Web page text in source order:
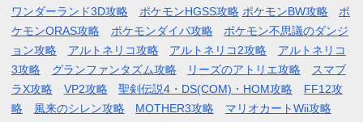
ワンダーランド3D攻略
ポケモンHGSS攻略 ポケモンBW攻略
ポ
ケモンORAS攻略
ポケモンダイパ攻略
ポケモン不思議のダンジ
ョン攻略
アルトネリコ攻略 アルトネリコ2攻略
アルトネリコ
3攻略
グランファンタズム攻略 リーズのアトリエ攻略
スマブ
ラX攻略
VP2攻略 聖剣伝説4・DS(COM)・HOM攻略
FF12攻
略
風来のシレン攻略 MOTHER3攻略
マリオカートWii攻略